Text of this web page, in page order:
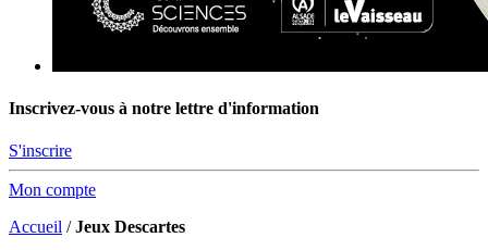
Inscrivez-vous à notre lettre d'information
S'inscrire
Mon compte
Accueil /Jeux Descartes